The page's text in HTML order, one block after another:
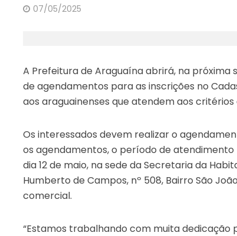
07/05/2025
A Prefeitura de Araguaína abrirá, na próxima
de agendamentos para as inscrições no
aos araguainenses que atendem aos critérios
Os interessados devem realizar o
os agendamentos, o período de
dia 12 de maio, na sede da Secretaria da
Humberto de Campos, nº 508, Bairro São
comercial.
“Estamos trabalhando com muita dedicação